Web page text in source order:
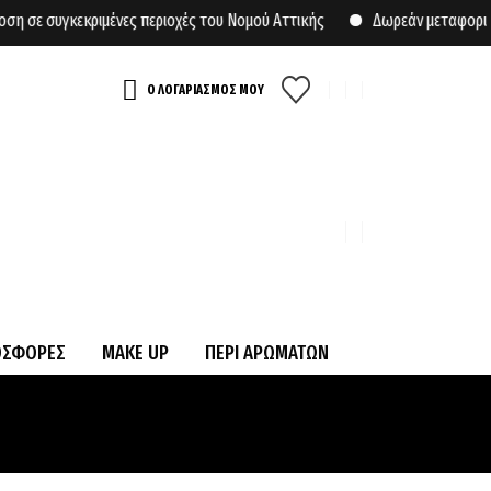
περιοχές του Νομού Αττικής Δωρεάν μεταφορικά
Ο ΛΟΓΑΡΙΑΣΜΟΣ ΜΟΥ
MAKE UP ΠΕΡΙ ΑΡΩΜΑΤΩΝ